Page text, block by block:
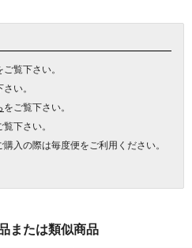
ご覧下さい。
い。
をご覧下さい。
覧下さい。
入の際は毎度便をご利用ください。
または類似商品